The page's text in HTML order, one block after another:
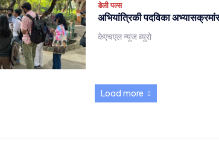
डेली पल्स
अभियांत्रिकी पदविका
केएचएल न्यूज ब्युरो
Load more